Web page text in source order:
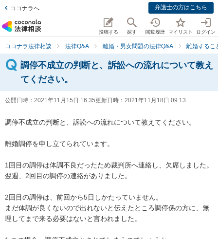
ココナラへ 弁護士の方はこちら
投稿する 探す 閲覧履歴 マイリスト ログイン
ココナラ法律相談 法律Q&A 離婚・男女問題の法律Q&A 離婚するこ
調停不成立の判断と、訴訟への流れについて教え
てください。
公開日時： 2021年11月15日 16:35更新日時： 2021年11月18日 09:13
調停不成立の判断と、訴訟への流れについて教えてください。
離婚調停を申し立てられています。
1回目の調停は体調不良だったため裁判所へ連絡し、欠席しました。
翌週、2回目の調停の連絡がありました。
2回目の調停は、前回から5日しかたっていません。
まだ体調が良くないので出れないと伝えたところ調停係の方に、無
理してまで来る必要はないと言われました。